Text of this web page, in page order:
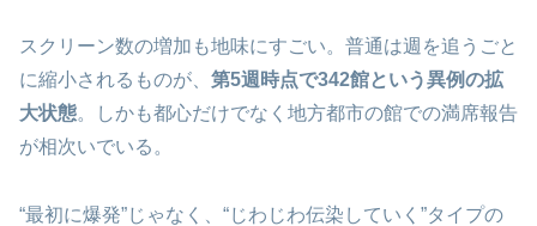
スクリーン数の増加も地味にすごい。普通は週を追うごと
に縮小されるものが、 第5週時点で342館という異例の拡
大状態。しかも都心だけでなく地方都市の館での満席報告
が相次いでいる。
“最初に爆発”じゃなく、“じわじわ伝染していく”タイプの